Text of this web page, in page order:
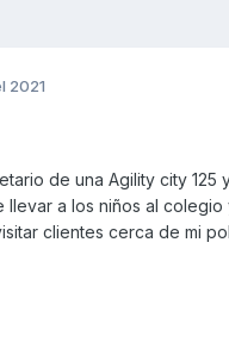
2021
de una Agility city
a los niños al
clientes cerca de mi